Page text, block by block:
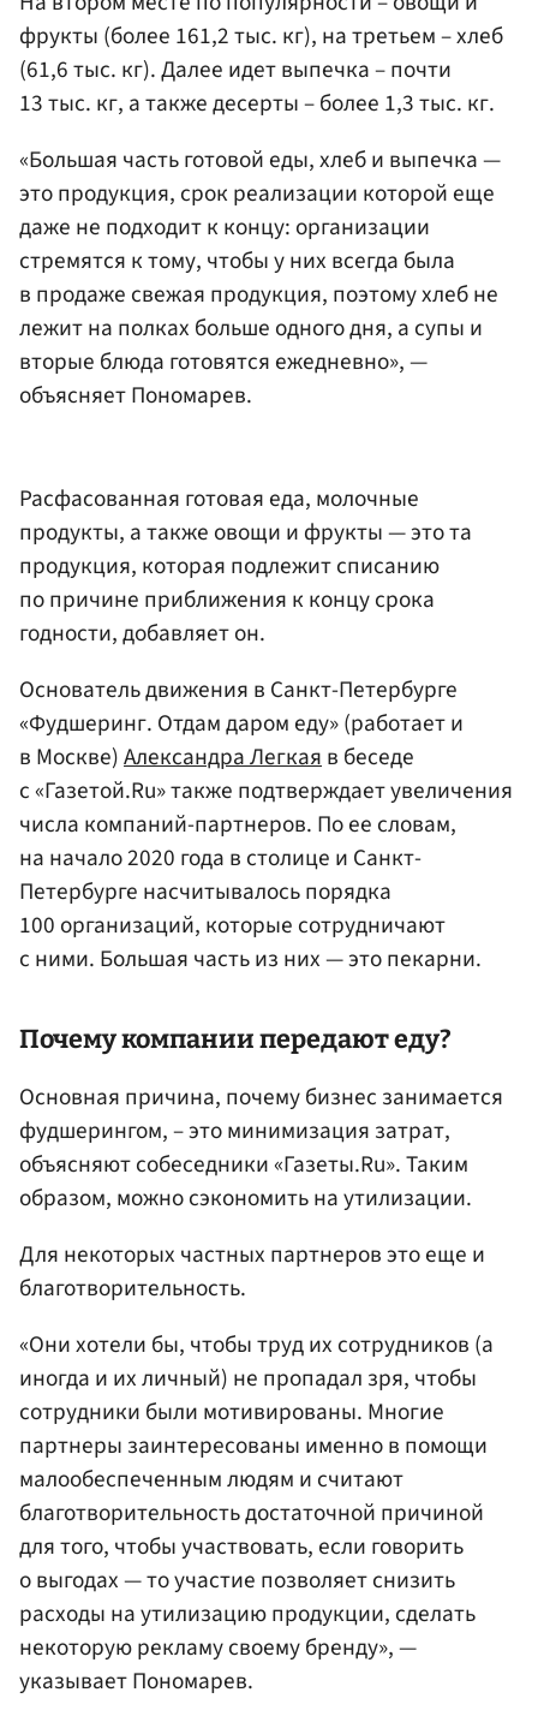
фрукты (более 161,2 тыс. кг), на третьем – хлеб
(61,6 тыс. кг). Далее идет выпечка – почти
13 тыс. кг, а также десерты – более 1,3 тыс. кг.
«Большая часть готовой еды, хлеб и выпечка —
это продукция, срок реализации которой еще
даже не подходит к концу: организации
стремятся к тому, чтобы у них всегда была
в продаже свежая продукция, поэтому хлеб не
лежит на полках больше одного дня, а супы и
вторые блюда готовятся ежедневно», —
объясняет Пономарев.
Расфасованная готовая еда, молочные
продукты, а также овощи и фрукты — это та
продукция, которая подлежит списанию
по причине приближения к концу срока
годности, добавляет он.
Основатель движения в Санкт-Петербурге
«Фудшеринг. Отдам даром еду» (работает и
в Москве)Александра Легкаяв беседе
с «Газетой.Ru» также подтверждает увеличения
числа компаний-партнеров. По ее словам,
на начало 2020 года в столице и Санкт-
Петербурге насчитывалось порядка
100 организаций, которые сотрудничают
с ними. Большая часть из них — это пекарни.
Почему компании передают еду?
Основная причина, почему бизнес занимается
фудшерингом, – это минимизация затрат,
объясняют собеседники «Газеты.Ru». Таким
образом, можно сэкономить на утилизации.
Для некоторых частных партнеров это еще и
благотворительность.
«Они хотели бы, чтобы труд их сотрудников (а
иногда и их личный) не пропадал зря, чтобы
сотрудники были мотивированы. Многие
партнеры заинтересованы именно в помощи
малообеспеченным людям и считают
благотворительность достаточной причиной
для того, чтобы участвовать, если говорить
о выгодах — то участие позволяет снизить
расходы на утилизацию продукции, сделать
некоторую рекламу своему бренду», —
указывает Пономарев.